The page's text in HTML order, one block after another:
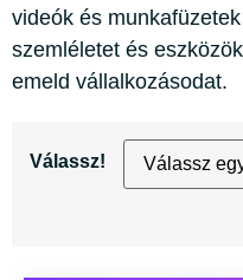
videók és
szemléletet és
emeld vállalkozásodat.
Válassz!